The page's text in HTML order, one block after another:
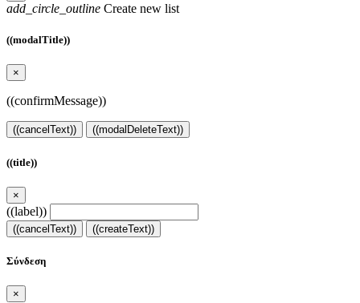
add_circle_outline Create new list
((modalTitle))
×
((confirmMessage))
((cancelText)) ((modalDeleteText))
((title))
×
((label))
((cancelText)) ((createText))
Σύνδεση
×